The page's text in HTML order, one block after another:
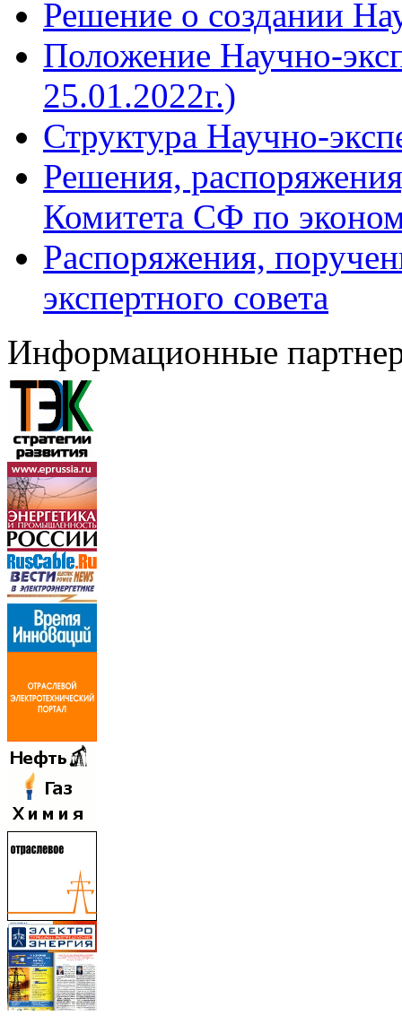
Решение о создании
Положение Научно-
25.01.2022г.)
Структура Научно-
Решения,
Комитета СФ по
Распоряжения,
экспертного совета
Информационные